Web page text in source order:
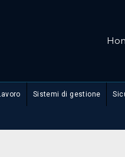
Sistemi di gestione